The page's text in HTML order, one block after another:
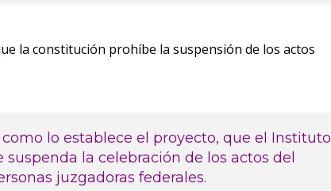
la constitución prohíbe la suspensión de los actos
lo establece el proyecto, que el Instituto
la celebración de los actos del
juzgadoras federales.